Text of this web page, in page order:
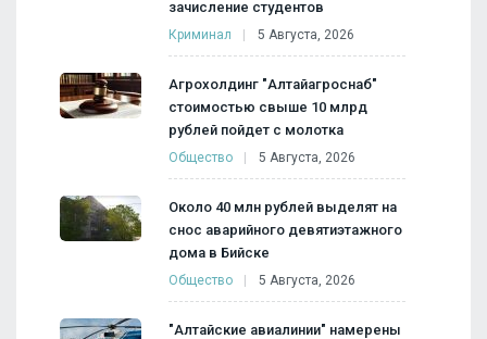
зачисление студентов
Криминал 5 Августа, 2026
Агрохолдинг "Алтайагроснаб"
стоимостью свыше 10 млрд
рублей пойдет с молотка
Общество 5 Августа, 2026
Около 40 млн рублей выделят на
снос аварийного девятиэтажного
дома в Бийске
Общество 5 Августа, 2026
"Алтайские авиалинии" намерены